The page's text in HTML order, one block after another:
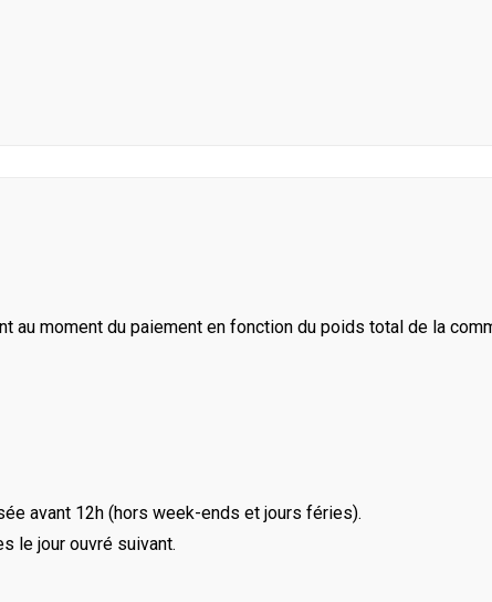
moment du paiement en fonction du poids total de la
avant 12h (hors week-ends et jours féries).
le jour ouvré suivant.